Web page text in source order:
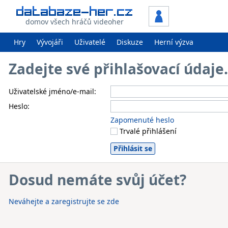
domov všech hráčů videoher
Hry Vývojáři Uživatelé Diskuze Herní výzva
Zadejte své přihlašovací
Uživatelské jméno/e-mail:
Heslo:
Zapomenuté heslo
Trvalé přihlášení
Dosud nemáte svůj účet?
Neváhejte a zaregistrujte se zde